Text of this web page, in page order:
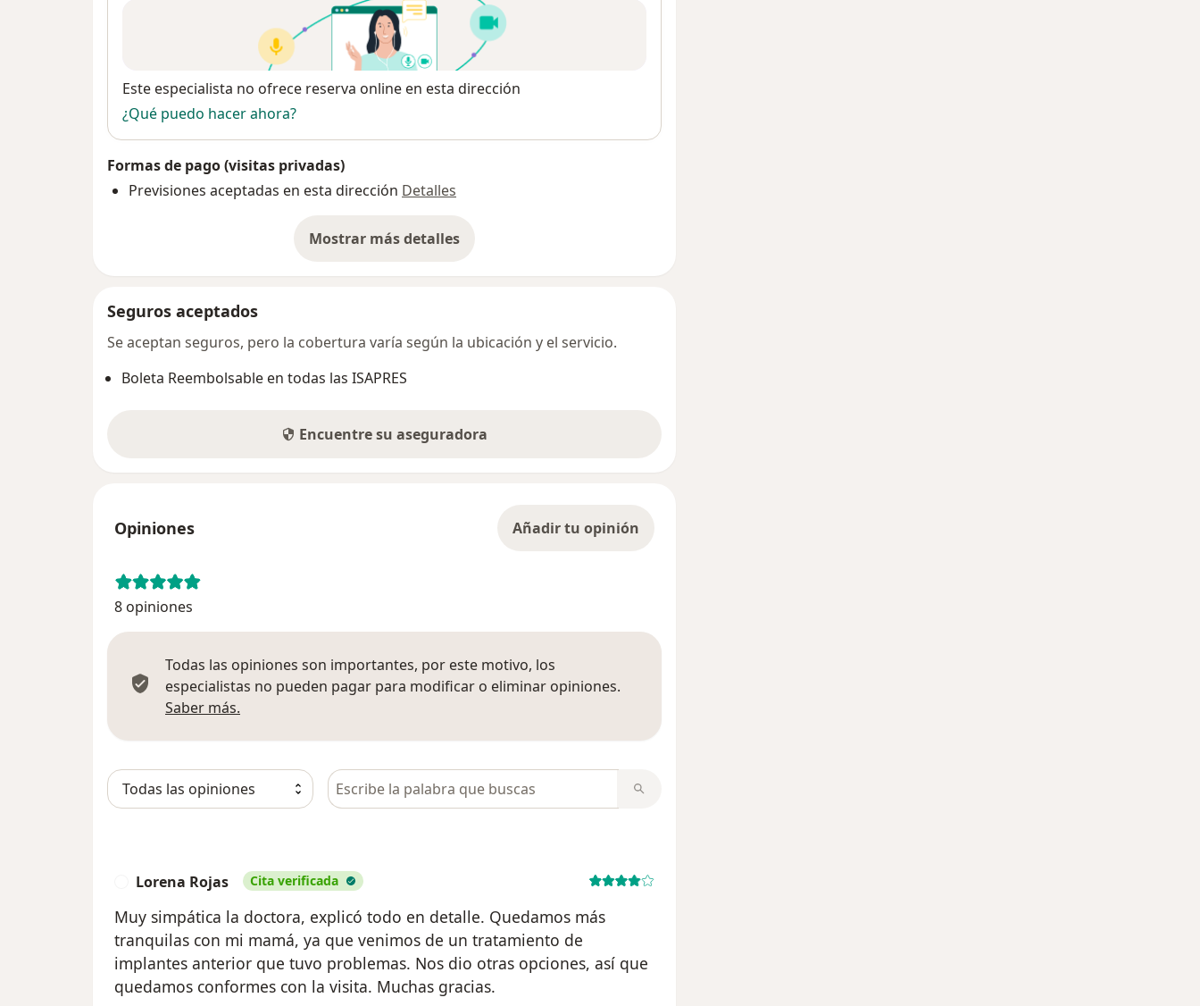
Disponibilidad
Este especialista no ofrece reserva online en esta dirección
¿Qué puedo hacer ahora?
Formas de pago (visitas privadas)
Previsiones aceptadas en esta dirección Detalles
Mostrar más detalles
sobre la dirección
Seguros aceptados
Se aceptan seguros, pero la cobertura varía según la ubicación y el servicio.
Boleta Reembolsable en todas las ISAPRES
Encuentre su aseguradora
Opiniones Añadir tu opinión
8 opiniones
Todas las opiniones son importantes, por este motivo, los
especialistas no pueden pagar para modificar o eliminar opiniones.
Saber más.
Busca en opiniones
Lorena Rojas Cita verificada
Muy simpática la doctora, explicó todo en detalle. Quedamos más
tranquilas con mi mamá, ya que venimos de un tratamiento de
implantes anterior que tuvo problemas. Nos dio otras opciones, así que
quedamos conformes con la visita. Muchas gracias.